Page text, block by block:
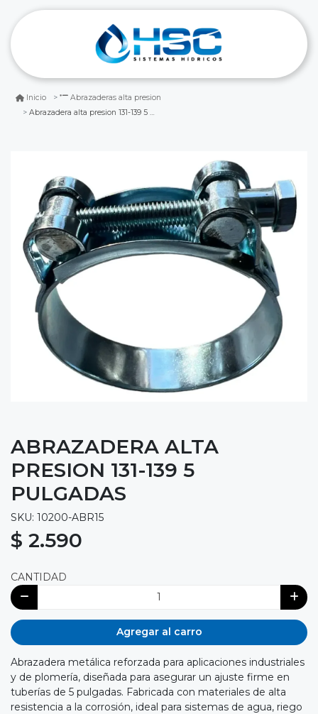
Inicio
Abrazaderas alta presion
Abrazadera alta presion 131-139 5 pulgadas
ABRAZADERA ALTA
PRESION 131-139 5
PULGADAS
SKU: 10200-ABR15
$ 2.590
CANTIDAD
Agregar al carro
Abrazadera metálica reforzada para aplicaciones industriales
y de plomería, diseñada para asegurar un ajuste firme en
tuberías de 5 pulgadas. Fabricada con materiales de alta
resistencia a la corrosión, ideal para sistemas de agua, riego